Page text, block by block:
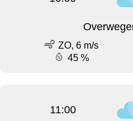
ZO, 6 m/s
45 %
11:00